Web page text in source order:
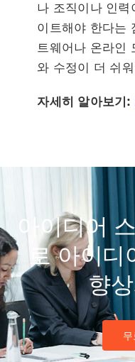
나 조직이나 인력
이트해야 한다는
트웨어나 온라인
와 수정이 더 쉬
자세히 알아보기:
아이디어
로 아이디
향